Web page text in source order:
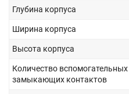
Глубина корпуса
Ширина корпуса
Высота корпуса
Количество вспомогательных
замыкающих контактов